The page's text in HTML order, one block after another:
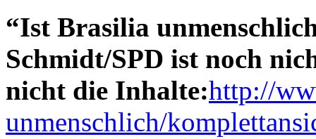
“Ist Brasilia
Schmidt/SPD ist noch
nicht die Inhalte:http://
unmenschlich/